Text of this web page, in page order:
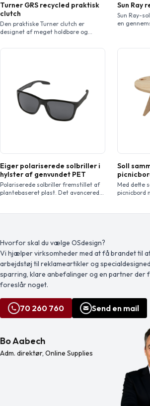
Turner GRS recycled praktisk
clutch
Den praktiske Turner clutch er
designet af meget holdbare og
lavet med 51 % GRS genvundet PU
et dedikeret rum til ethvert behov.
Uanset om det er kabler, airpods,
kort, nøgler […]
Sun Ray
Sun Ray-
en
ISO
Eiger polariserede solbriller i
hylster af genvundet PET
Polariserede solbriller fremstillet af
plantebaseret plast. Det avancerede
plast, og er også fantastisk til at
fremstille lette og fleksible stel, der
gør briller komfortable. Glassene er
polariserede, hvilket eliminerer
reflekterende […]
Soll
Med dette
picnicbord
Hvorfor skal du vælge OSdesign?
Vi hjælper virksomheder med at få brandet til
arbejdstøj til reklameartikler og
sparring, klare anbefalinger og en partner der
foreslår noget.
70 260 760 Send en mail
Bo Aabech
Adm. direktør, Online Supplies